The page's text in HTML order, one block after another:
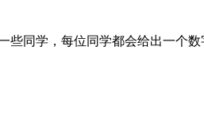
些同学，每位同学都会给出一个